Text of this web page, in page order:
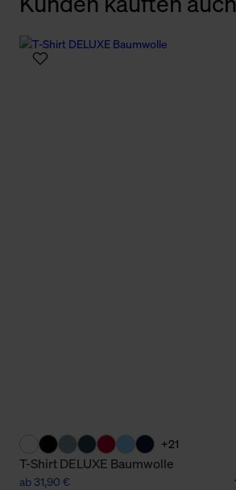
+21
T-Shirt DELUXE Baumwolle
ab 31,90 €